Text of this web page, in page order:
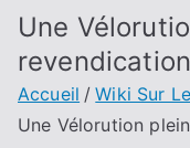
Une
Accueil
Wiki Sur
Une Vélorution